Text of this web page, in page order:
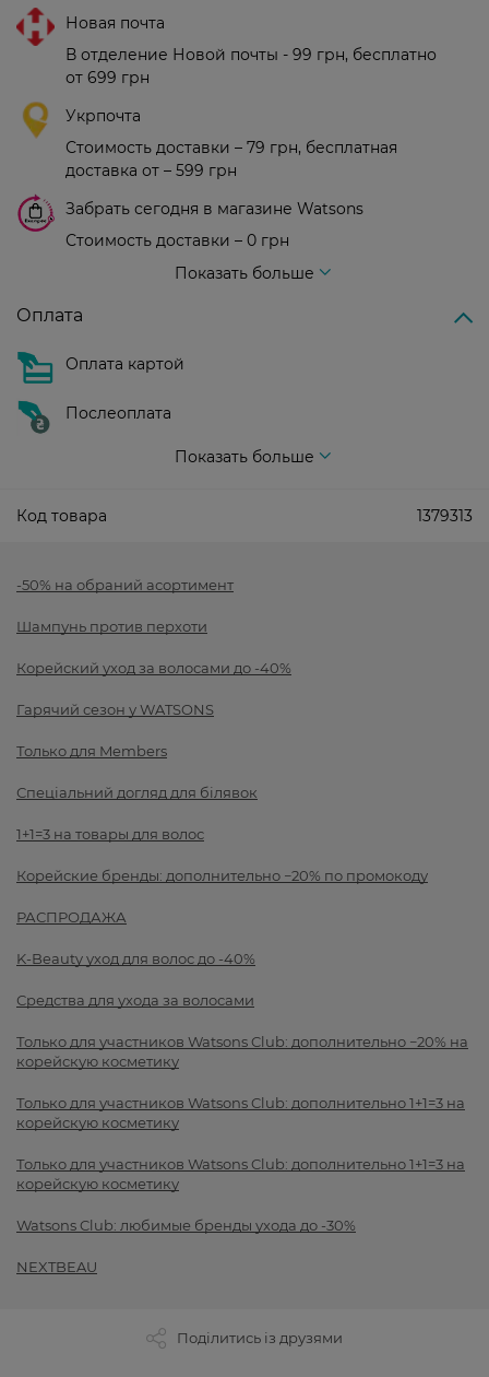
Новая почта
В отделение Новой почты - 99 грн, бесплатно
от 699 грн
Укрпочта
Стоимость доставки – 79 грн, бесплатная
доставка от – 599 грн
Забрать сегодня в магазине Watsons
Стоимость доставки – 0 грн
Показать больше
Оплата
Оплата картой
Послеоплата
Показать больше
Код товара 1379313
-50% на обраний асортимент
Шампунь против перхоти
Корейский уход за волосами до -40%
Гарячий сезон у WATSONS
Только для Members
Спеціальний догляд для білявок
1+1=3 на товары для волос
Корейские бренды: дополнительно −20% по промокоду
РАСПРОДАЖА
K-Beauty уход для волос до -40%
Средства для ухода за волосами
Только для участников Watsons Club: дополнительно −20% на
корейскую косметику
Только для участников Watsons Club: дополнительно 1+1=3 на
корейскую косметику
Только для участников Watsons Club: дополнительно 1+1=3 на
корейскую косметику
Watsons Club: любимые бренды ухода до -30%
NEXTBEAU
Поділитись із друзями